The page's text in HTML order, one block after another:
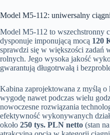
Model M5-112: uniwersalny
Model M5-112 to wszechstronny
dysponuje imponującą mocą 120
sprawdzi się w większości zadań
rolnych. Jego wysoka jakość
gwarantują długotrwałą i
Kabina zaprojektowana z myślą
wygodę nawet podczas wielu
nowoczesne rozwiązania
efektywność wykonywanych
około 250 tys. PLN netto (stan